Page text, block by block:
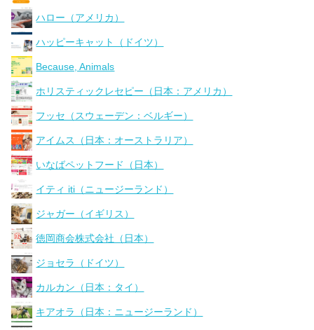
ハロー（アメリカ）
ハッピーキャット（ドイツ）
Because, Animals
ホリスティックレセピー（日本：アメリカ）
フッセ（スウェーデン：ベルギー）
アイムス（日本：オーストラリア）
いなばペットフード（日本）
イティ iti（ニュージーランド）
ジャガー（イギリス）
徳岡商会株式会社（日本）
ジョセラ（ドイツ）
カルカン（日本：タイ）
キアオラ（日本：ニュージーランド）